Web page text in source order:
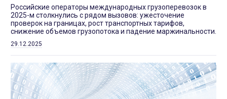
Российские операторы международных грузоперевозок в
2025-м столкнулись с рядом вызовов: ужесточение
проверок на границах, рост транспортных тарифов,
снижение объемов грузопотока и падение маржинальности.
29.12.2025